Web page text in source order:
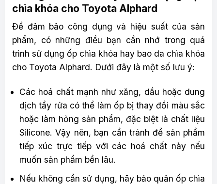
chìa khóa cho Toyota Alphard
Để đảm bảo công dụng và hiệu suất của sản
phẩm, có những điều bạn cần nhớ trong quá
trình sử dụng ốp chìa khóa hay bao da chìa khóa
cho Toyota Alphard. Dưới đây là một số lưu ý:
Các hoá chất mạnh như xăng, dầu hoặc dung
dịch tẩy rửa có thể làm ốp bị thay đổi màu sắc
hoặc làm hỏng sản phẩm, đặc biệt là chất liệu
Silicone. Vậy nên, bạn cần tránh để sản phẩm
tiếp xúc trực tiếp với các hoá chất này nếu
muốn sản phẩm bền lâu.
Nếu không cần sử dụng, hãy bảo quản ốp chìa